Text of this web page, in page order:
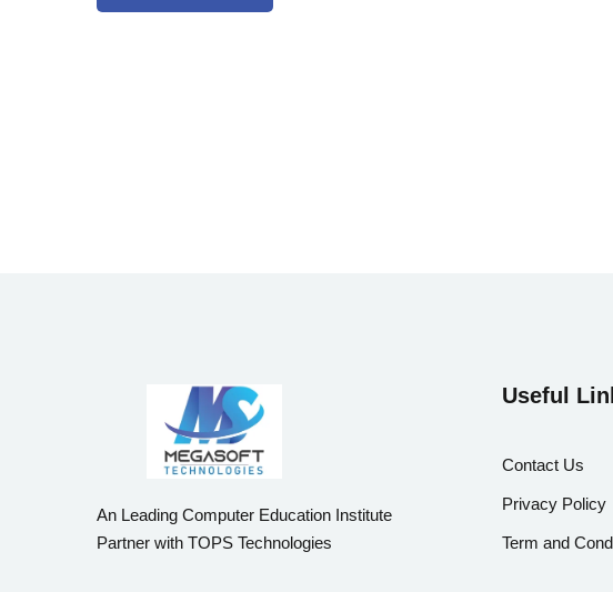
An Leading Computer Education Institute
Partner with TOPS Technologies
Useful
Contact Us
Privacy Policy
Term and